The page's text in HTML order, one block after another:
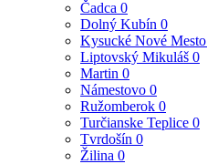
Čadca 0
Dolný Kubín 0
Kysucké Nové Mesto
Liptovský Mikuláš 0
Martin 0
Námestovo 0
Ružomberok 0
Turčianske Teplice 0
Tvrdošín 0
Žilina 0